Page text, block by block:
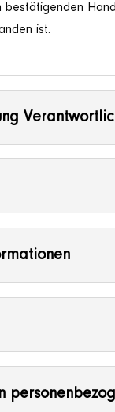
bestätigenden
ist.